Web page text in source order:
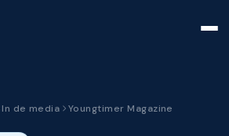
In de media Youngtimer Magazine